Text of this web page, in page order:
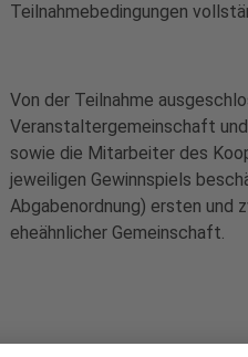
Teilnahmebedingungen
Von der Teilnahme
Veranstaltergemeinschaft
sowie die Mitarbeiter des
jeweiligen Gewinnspiels
Abgabenordnung) ersten und
eheähnlicher Gemeinschaft.